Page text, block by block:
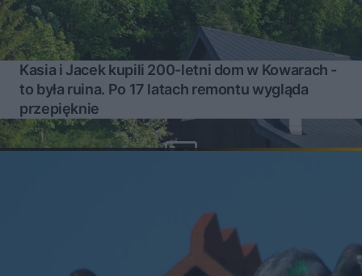
Kasia i Jacek kupili 200-letni dom w Kowarach -
to była ruina. Po 17 latach remontu wygląda
przepięknie